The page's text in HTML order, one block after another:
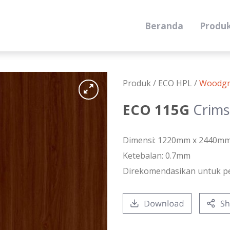
Beranda
Produk / ECO HPL /
ECO 115G
Dimensi: 1220mm x
Ketebalan: 0.7mm
Direkomendasikan untuk